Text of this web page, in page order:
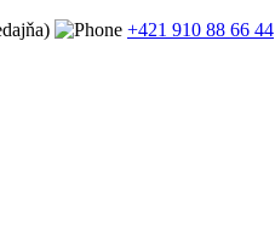
+421 910 88 66 44